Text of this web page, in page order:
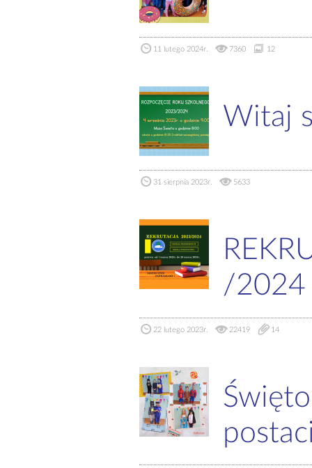
11 lutego 2024r. 7360 12
Witaj
31 sierpnia 2023r. 5633
/2024
22 lutego 2023r. 22419 14